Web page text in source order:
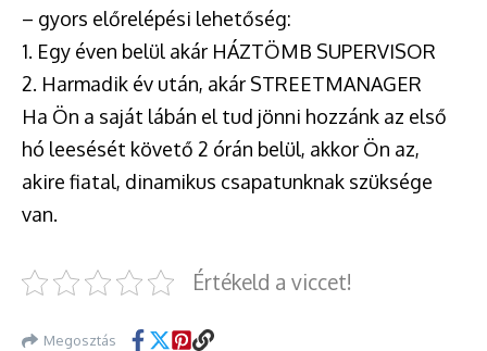
– gyors előrelépési lehetőség:
1. Egy éven belül akár HÁZTÖMB SUPERVISOR
2. Harmadik év után, akár STREETMANAGER
Ha Ön a saját lábán el tud jönni hozzánk az első
hó leesését követő 2 órán belül, akkor Ön az,
akire fiatal, dinamikus csapatunknak szüksége
van.
Értékeld a viccet!
Megosztás